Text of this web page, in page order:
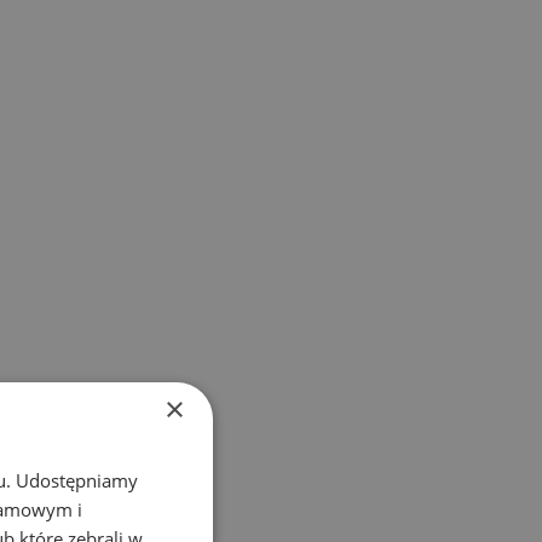
×
Udostępniamy
i